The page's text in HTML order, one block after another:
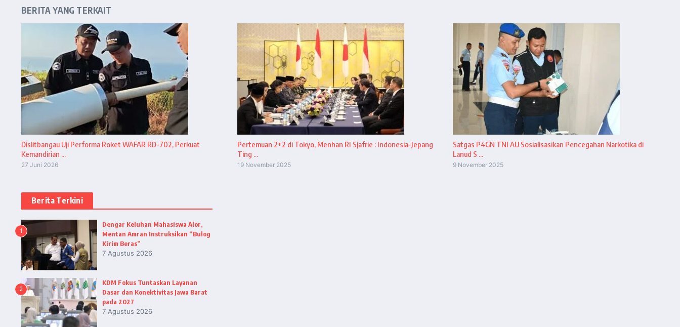
BERITA YANG TERKAIT
Dislitbangau Uji Performa Roket WAFAR RD-702, Perkuat
Kemandirian ...
27 Juni 2026
Pertemuan 2+2 di Tokyo, Menhan RI Sjafrie : Indonesia–Jepang
Ting ...
19 November 2025
Satgas P4GN TNI AU Sosialisasikan Pencegahan Narkotika di
Lanud S ...
9 November 2025
Berita Terkini
1
Dengar Keluhan Mahasiswa Alor,
Mentan Amran Instruksikan “Bulog
Kirim Beras”
7 Agustus 2026
2
KDM Fokus Tuntaskan Layanan
Dasar dan Konektivitas Jawa Barat
pada 2027
7 Agustus 2026